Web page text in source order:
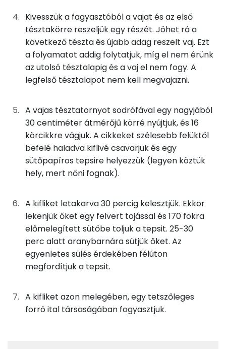
Összesen 497 kcal
E vitamin:
Tiamin - B1 vitamin:
Riboflavin - B2 vitamin:
Fehérje
Összesen 11.8 g
Zsír
Telített zsírsav
13 g
Egyszeresen telítetlen zsírsav:
6 g
Többszörösen telítetlen zsírsav
Ásványi anyagok
Kivesszük a fagyasztóból a vajat és az első
tésztakörre reszeljük egy részét. Jöhet rá a
következő tészta és újabb adag reszelt vaj. Ezt
a folyamatot addig folytatjuk, míg el nem érünk
az utolsó tésztalapig és a vaj el nem fogy. A
legfelső tésztalapot nem kell megvajazni.
A vajas tésztatornyot sodrófával egy nagyjából
30 centiméter átmérőjű körré nyújtjuk, és 16
körcikkre vágjuk. A cikkeket szélesebb felüktől
befelé haladva kiflivé csavarjuk és egy
sütőpapíros tepsire helyezzük (legyen köztük
hely, mert nőni fognak).
A kifliket letakarva 30 percig kelesztjük. Ekkor
lekenjük őket egy felvert tojással és 170 fokra
előmelegített sütőbe toljuk a tepsit. 25-30
perc alatt aranybarnára sütjük őket. Az
egyenletes sülés érdekében félúton
megfordítjuk a tepsit.
A kifliket azon melegében, egy tetszőleges
forró ital társaságában fogyasztjuk.